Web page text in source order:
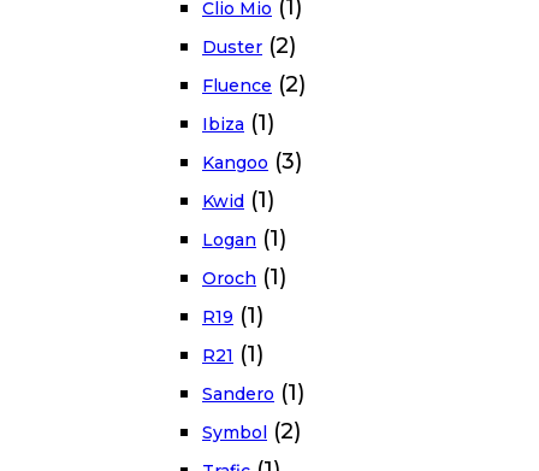
Clio Mio (1)
Duster (2)
Fluence (2)
Ibiza (1)
Kangoo (3)
Kwid (1)
Logan (1)
Oroch (1)
R19 (1)
R21 (1)
Sandero (1)
Symbol (2)